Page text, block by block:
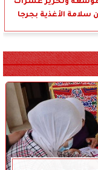
وتحرير عشرات
الأغذية بجرجا